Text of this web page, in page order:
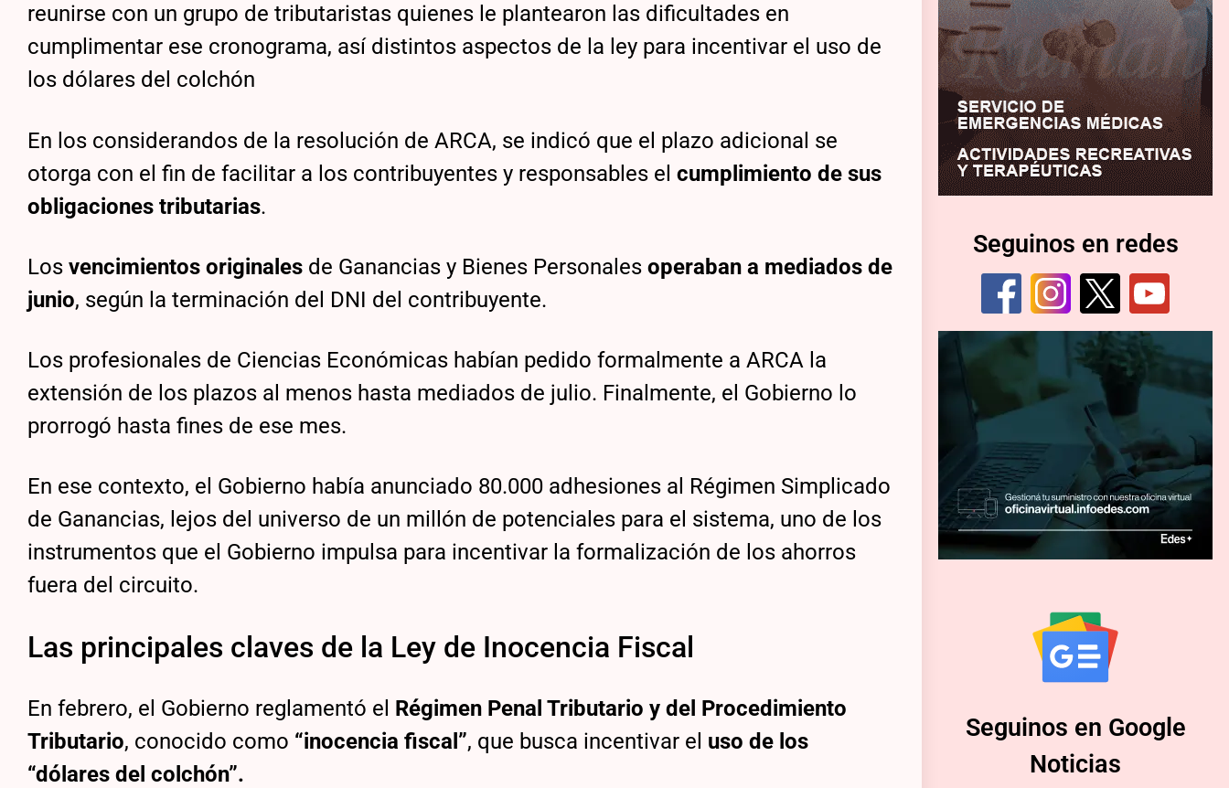
reunirse con un grupo de tributaristas quienes le plantearon las dificultades en
cumplimentar ese cronograma, así distintos aspectos de la ley para incentivar el uso de
los dólares del colchón
En los considerandos de la resolución de ARCA, se indicó que el plazo adicional se
otorga con el fin de facilitar a los contribuyentes y responsables elcumplimiento de sus
obligaciones tributarias.
Losvencimientos originales de Ganancias y Bienes Personalesoperaban a mediados de
junio, según la terminación del DNI del contribuyente.
Los profesionales de Ciencias Económicas habían pedido formalmente a ARCA la
extensión de los plazos al menos hasta mediados de julio. Finalmente, el Gobierno lo
prorrogó hasta fines de ese mes.
En ese contexto, el Gobierno había anunciado 80.000 adhesiones al Régimen Simplicado
de Ganancias, lejos del universo de un millón de potenciales para el sistema, uno de los
instrumentos que el Gobierno impulsa para incentivar la formalización de los ahorros
fuera del circuito.
Las principales claves de la Ley de Inocencia Fiscal
En febrero, el Gobierno reglamentó el Régimen Penal Tributario y del Procedimiento
Tributario, conocido como “inocencia fiscal”, que busca incentivar el uso de los
“dólares del colchón”.
Seguinos en redes
Seguinos en Google
Noticias